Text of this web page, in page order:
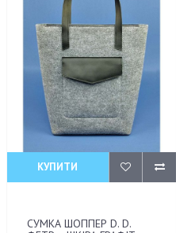
КУПИТИ
СУМКА ШОППЕР D. D.